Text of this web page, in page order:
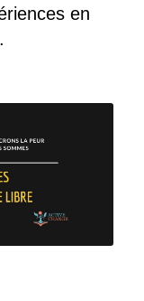
en